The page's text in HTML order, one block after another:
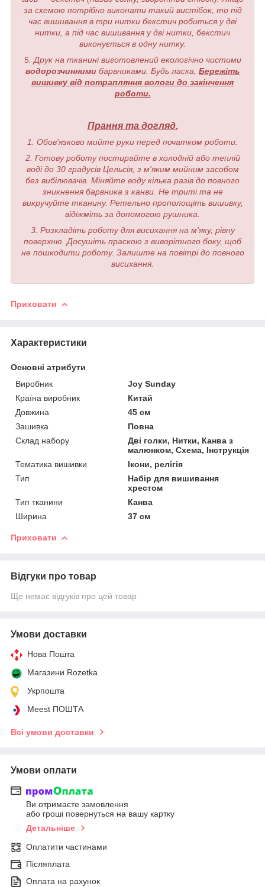
за схемою потрібно виконати такий вистібок, то під
час вишивання в три нитки бекстич робиться у дві
нитки, а під час вишивання у дві нитки, бекстич
виконується в одну нитку.
5. Друк на тканині виготовлений екологічно чистими
водорозчинними барвниками. Будь ласка, Бережіть
вишивку від потрапляння вологи до закінчення
роботи.
Прання та догляд.
1. Обов'язково мийте руки перед початком роботи.
2. Готову роботу постирайте в холодній або теплій
воді до 30 градусів Цельсія, з м'яким мийним засобом
без вибілювачів. Міняйте воду кілька разів до повного
зникнення барвника з канви. Не триті та не
викручуйте тканину. Ретельно прополощіть вишивку,
відіжміть за допомогою рушника.
3. Розкладіть роботу для висихання на м'яку, рівну
поверхню. Досушіть праскою з виворітного боку, щоб
не пошкодити роботу. Залиште на повітрі до повного
висихання.
Приховати
Характеристики
Основні атрибути
Виробник
Joy Sunday
Країна виробник
Китай
Довжина
45 см
Зашивка
Повна
Склад набору
Дві голки, Нитки, Канва з
малюнком, Схема, Інструкція
Тематика вишивки
Ікони, релігія
Тип
Набір для вишивання
хрестом
Тип тканини
Канва
Ширина
37 см
Приховати
Відгуки про товар
Ще немає відгуків про цей товар
Умови доставки
Нова Пошта
Магазини Rozetka
Укрпошта
Meest ПОШТА
Всі умови доставки
Умови оплати
Ви отримаєте замовлення
або гроші повернуться на вашу картку
Детальніше
Оплатити частинами
Післяплата
Оплата на рахунок